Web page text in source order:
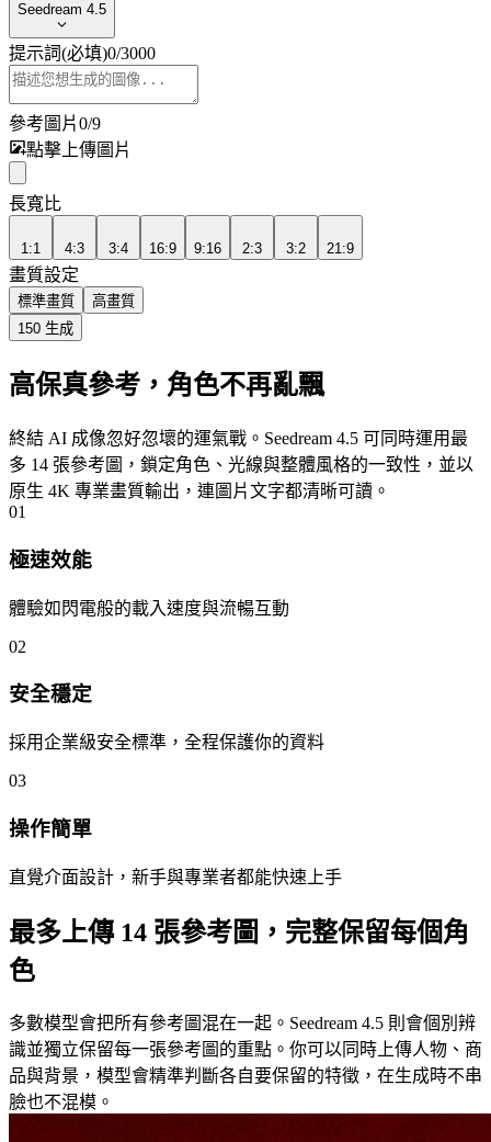
Seedream 4.5
提示詞(必填)0/3000
參考圖片0/9
點擊上傳圖片
長寬比
1:1 4:3 3:4 16:9 9:16 2:3 3:2 21:9
畫質設定
標準畫質
高畫質
150 生成
高保真參考，角色不再亂飄
終結 AI 成像忽好忽壞的運氣戰。Seedream 4.5 可同時運用最
多 14 張參考圖，鎖定角色、光線與整體風格的一致性，並以
原生 4K 專業畫質輸出，連圖片文字都清晰可讀。
01
極速效能
體驗如閃電般的載入速度與流暢互動
02
安全穩定
採用企業級安全標準，全程保護你的資料
03
操作簡單
直覺介面設計，新手與專業者都能快速上手
最多上傳 14 張參考圖，完整保留每個角
色
多數模型會把所有參考圖混在一起。Seedream 4.5 則會個別辨
識並獨立保留每一張參考圖的重點。你可以同時上傳人物、商
品與背景，模型會精準判斷各自要保留的特徵，在生成時不串
臉也不混模。